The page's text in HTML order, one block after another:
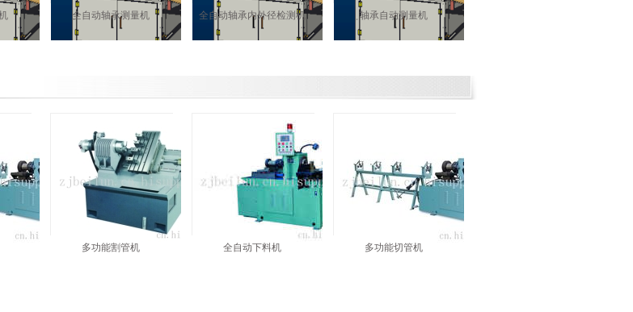
全自动轴承测量机 全自动轴承内外径检测机 轴承自动测量机
多功能割管机 全自动下料机 多功能切管机